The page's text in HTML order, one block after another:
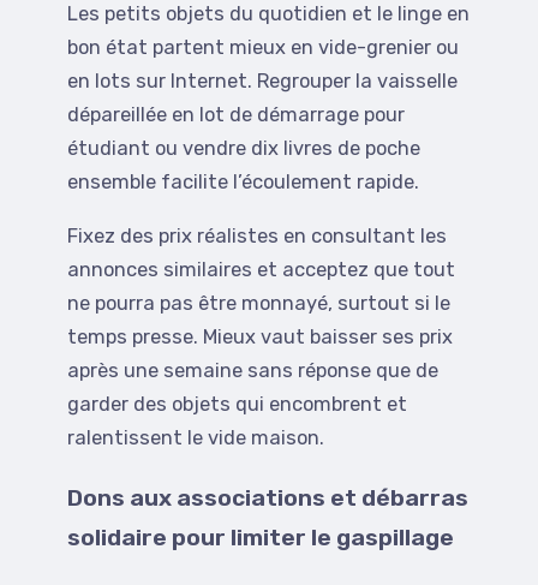
Les petits objets du quotidien et le linge en
bon état partent mieux en vide-grenier ou
en lots sur Internet. Regrouper la vaisselle
dépareillée en lot de démarrage pour
étudiant ou vendre dix livres de poche
ensemble facilite l’écoulement rapide.
Fixez des prix réalistes en consultant les
annonces similaires et acceptez que tout
ne pourra pas être monnayé, surtout si le
temps presse. Mieux vaut baisser ses prix
après une semaine sans réponse que de
garder des objets qui encombrent et
ralentissent le vide maison.
Dons aux associations et débarras
solidaire pour limiter le gaspillage